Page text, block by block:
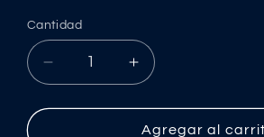
Cantidad
Reducir
cantidad
para
Aumentar
cantidad
para
PLACA
Agregar al